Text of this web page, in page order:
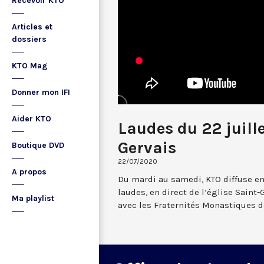
Articles et
dossiers
KTO Mag
Donner mon IFI
Aider KTO
Boutique DVD
A propos
Ma playlist
Laudes du 22
Gervais
22/07/2020
Du mardi au samedi, KTO diffuse
laudes, en direct de l’église
avec les Fraternités Monastiques